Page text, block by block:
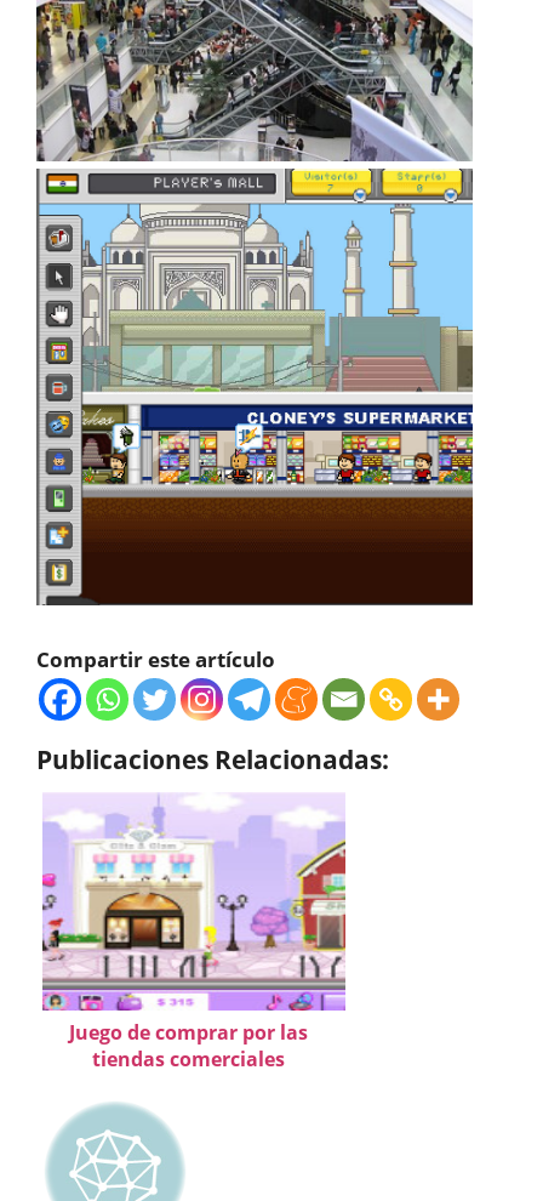
Compartir este artículo
Publicaciones Relacionadas:
Juego de comprar por las
tiendas comerciales